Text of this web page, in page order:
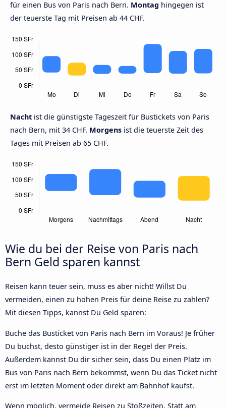
für einen Bus von Paris nach Bern. Montag hingegen ist
der teuerste Tag mit Preisen ab 44 CHF.
Nacht ist die günstigste Tageszeit für Bustickets von Paris
nach Bern, mit 34 CHF. Morgens ist die teuerste Zeit des
Tages mit Preisen ab 65 CHF.
Wie du bei der Reise von Paris nach
Bern Geld sparen kannst
Reisen kann teuer sein, muss es aber nicht! Willst Du
vermeiden, einen zu hohen Preis für deine Reise zu zahlen?
Mit diesen Tipps, kannst Du Geld sparen:
Buche das Busticket von Paris nach Bern im Voraus! Je früher
Du buchst, desto günstiger ist in der Regel der Preis.
Außerdem kannst Du dir sicher sein, dass Du einen Platz im
Bus von Paris nach Bern bekommst, wenn Du das Ticket nicht
erst im letzten Moment oder direkt am Bahnhof kaufst.
Wenn möglich, vermeide Reisen zu Stoßzeiten. Statt am